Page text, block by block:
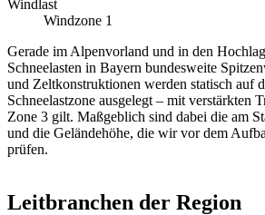
Windlast
Windzone 1
Gerade im Alpenvorland und in den
Schneelasten in Bayern bundesweite
und Zeltkonstruktionen werden statisch auf
Schneelastzone ausgelegt – mit verstärkten
Zone 3 gilt. Maßgeblich sind dabei die am
und die Geländehöhe, die wir vor dem
prüfen.
Leitbranchen der Region